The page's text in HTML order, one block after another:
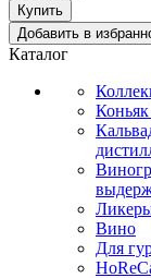
Купить
Добавить в
Каталог
Вино
Для